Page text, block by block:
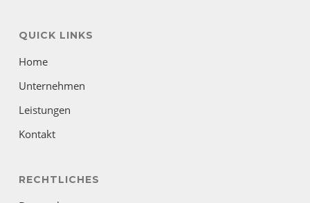
QUICK LINKS
Home
Unternehmen
Leistungen
Kontakt
RECHTLICHES